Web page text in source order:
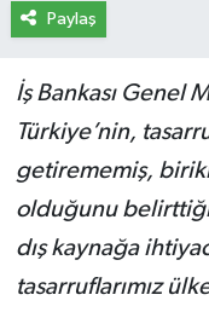
Paylaş
İş Bankası Genel
Türkiye’nin,
getirememiş,
olduğunu belirttiği
dış kaynağa
tasarruflarımız